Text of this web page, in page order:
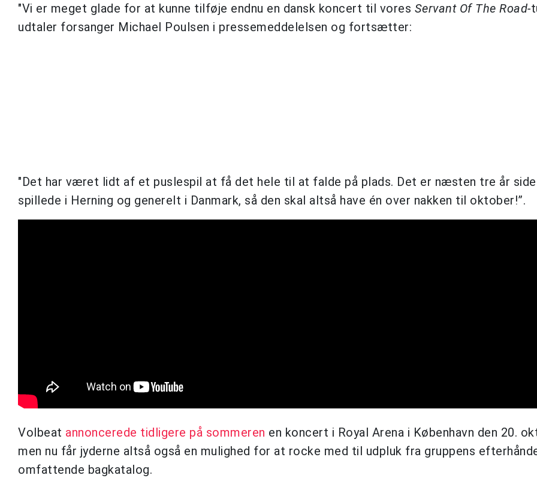
"Vi er meget glade for at kunne tilføje endnu en dansk koncert til vores Servant Of The Road-
udtaler forsanger Michael Poulsen i pressemeddelelsen og fortsætter:
"Det har været lidt af et puslespil at få det hele til at falde på plads. Det er næsten tre år
spillede i Herning og generelt i Danmark, så den skal altså have én over nakken til oktober!”.
Volbeat annoncerede tidligere på sommeren en koncert i Royal Arena i København den 20.
men nu får jyderne altså også en mulighed for at rocke med til udpluk fra gruppens
omfattende bagkatalog.